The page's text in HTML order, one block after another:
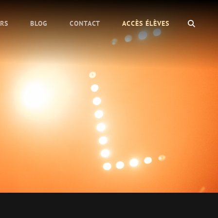
BLOG CONTACT ACCÈS ÉLÈVES